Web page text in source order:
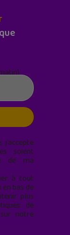
soient
de ma
à tout
bas de
plus
de
notre